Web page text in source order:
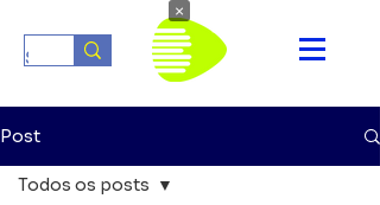
Post
Todos os posts
×